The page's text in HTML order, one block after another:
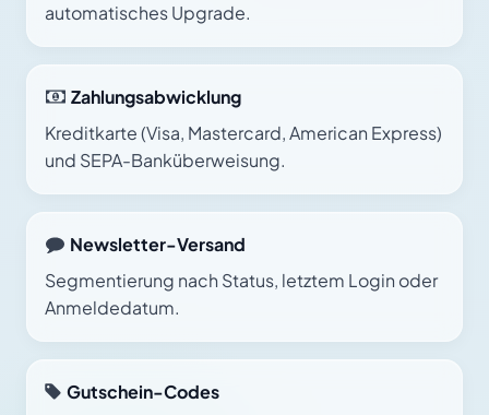
automatisches Upgrade.
Zahlungsabwicklung
Kreditkarte (Visa, Mastercard, American Express)
und SEPA-Banküberweisung.
Newsletter-Versand
Segmentierung nach Status, letztem Login oder
Anmeldedatum.
Gutschein-Codes